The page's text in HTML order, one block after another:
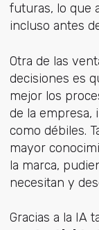
futuras, lo que
incluso antes
Otra de las
decisiones es
mejor los
de la
como débiles.
mayor
la marca,
necesitan y
Gracias a la IA